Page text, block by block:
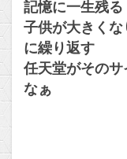
記憶に一生残る
子供が大きく
に繰り返す
任天堂がそのサ
なぁ